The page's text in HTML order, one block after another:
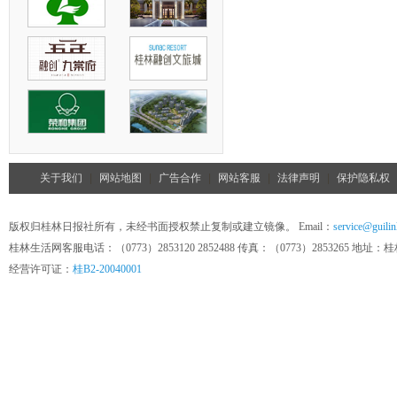
关于我们 网站地图 广告合作 网站客服 法律声明 保护隐私权
版权归桂林日报社所有，未经书面授权禁止复制或建立镜像。 Email：
桂林生活网客服电话：（0773）2853120 2852488 传真：（0773）2853265 地址
经营许可证： 桂B2-20040001